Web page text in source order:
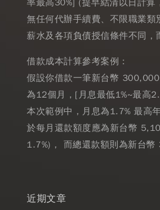
率最高30%] (提早結清以日計算
無任何代辦手續費、不限職業類
薪水及各項負債授信條件不同，
借款成本計算參考案例：
假設你借款一筆新台幣
為12個月，[月息最低1%~最高
本次範例中，月息為1.7% 最高
於每月還款額度應為新台幣
1.7%)， 而總還款額則為新台幣
近期文章